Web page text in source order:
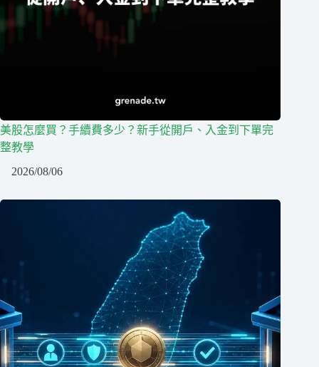
美股怎麼買？手續費多少？新手從開戶、入金到下單完
整教學
2026/08/06